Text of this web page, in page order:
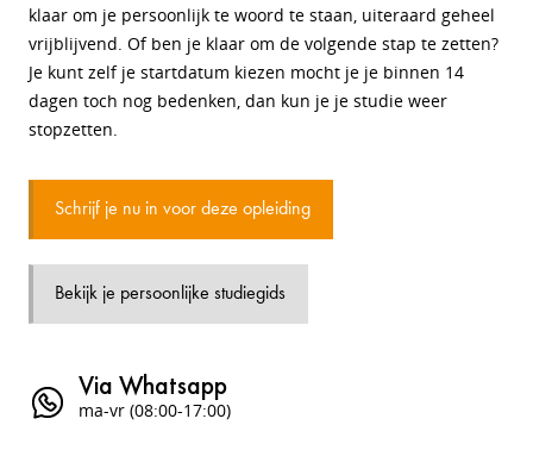
klaar om je persoonlijk te woord te staan, uiteraard geheel
vrijblijvend. Of ben je klaar om de volgende stap te zetten?
Je kunt zelf je startdatum kiezen mocht je je binnen 14
dagen toch nog bedenken, dan kun je je studie weer
stopzetten.
Schrijf je nu in voor deze opleiding
Bekijk je persoonlijke studiegids
Via Whatsapp
ma-vr (08:00-17:00)